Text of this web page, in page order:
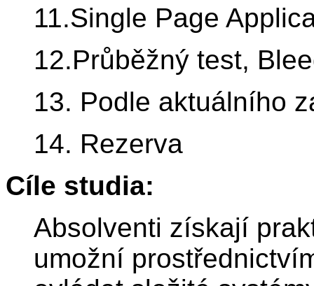
11.Single Page
12.Průběžný test,
13. Podle aktuálního
14. Rezerva
Cíle studia:
Absolventi získají
umožní